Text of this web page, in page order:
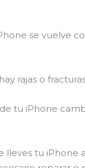
se vuelve
rajas o
tu iPhone
tu iPhone